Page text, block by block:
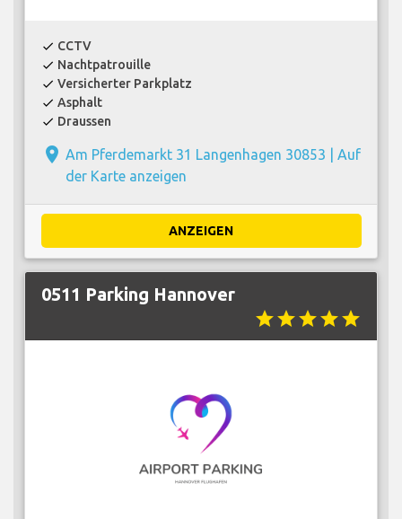
check CCTV
check Nachtpatrouille
check Versicherter Parkplatz
check Asphalt
check Draussen
place Am Pferdemarkt 31 Langenhagen 30853 | Auf
der Karte anzeigen
ANZEIGEN
0511 Parking Hannover
starstarstarstarstar